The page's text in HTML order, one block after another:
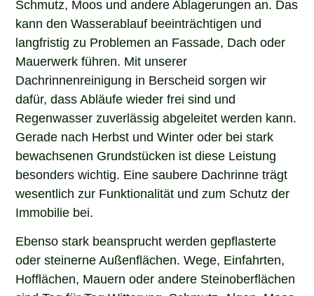
Schmutz, Moos und andere Ablagerungen an. Das
kann den Wasserablauf beeinträchtigen und
langfristig zu Problemen an Fassade, Dach oder
Mauerwerk führen. Mit unserer
Dachrinnenreinigung in Berscheid sorgen wir
dafür, dass Abläufe wieder frei sind und
Regenwasser zuverlässig abgeleitet werden kann.
Gerade nach Herbst und Winter oder bei stark
bewachsenen Grundstücken ist diese Leistung
besonders wichtig. Eine saubere Dachrinne trägt
wesentlich zur Funktionalität und zum Schutz der
Immobilie bei.
Ebenso stark beansprucht werden gepflasterte
oder steinerne Außenflächen. Wege, Einfahrten,
Hofflächen, Mauern oder andere Steinoberflächen